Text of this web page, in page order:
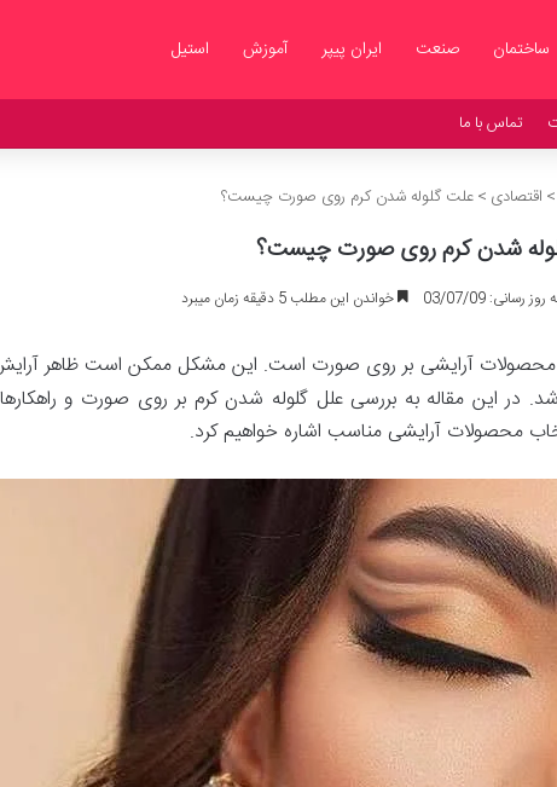
ساختمان صنعت ایران پیپر آموزش استیل
تماس با ما
> اقتصادی >علت گلوله شدن کرم روی صورت چیست؟
شدن کرم روی صورت چیست؟
رسانی: 03/07/09 خواندن این مطلب 5 دقیقه زمان میبرد
محصولات آرایشی بر روی صورت است. این مشکل ممکن است ظاهر
در این مقاله به بررسی علل گلوله شدن کرم بر روی صورت و
محصولات آرایشی مناسب اشاره خواهیم کرد.